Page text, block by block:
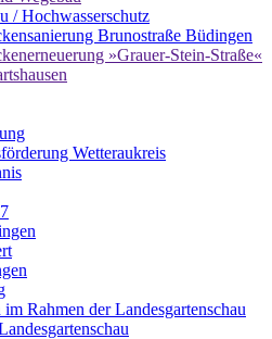
/ Hochwasserschutz
Brunostraße Büdingen
»Grauer-Stein-Straße«
Wetteraukreis
Rahmen der Landesgartenschau